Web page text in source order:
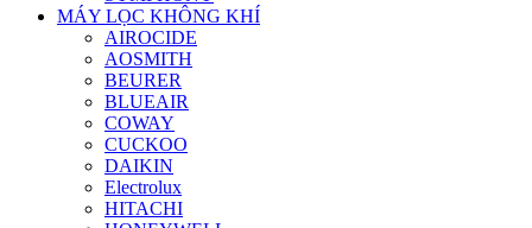
MÁY LỌC KHÔNG KHÍ
AIROCIDE
AOSMITH
BEURER
BLUEAIR
COWAY
CUCKOO
DAIKIN
Electrolux
HITACHI